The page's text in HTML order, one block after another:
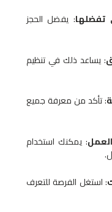
تفضلها: يفضل الحجز
: يساعد ذلك في تنظيم
: تأكد من معرفة جميع
: يمكنك استخدام
: استغل الفرصة للتعرف